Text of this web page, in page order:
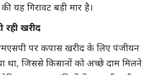
यह गिरावट बड़ी मार है।
रही खरीद
पर कपास खरीद के लिए पंजीयन
था, जिससे किसानों को अच्छे दाम मिलने